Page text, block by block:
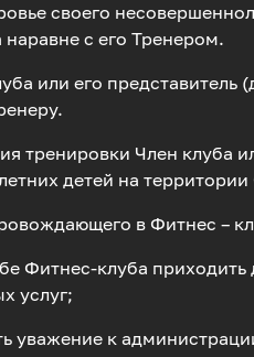
своего
наравне с его Тренером.
или его
тренировки Член клуба
детей на
в Фитнес –
Фитнес-клуба
услуг;
уважение к